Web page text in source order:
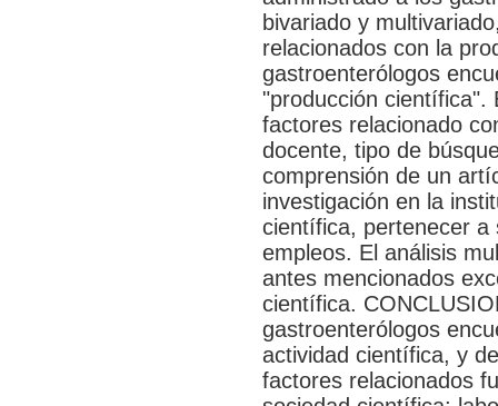
bivariado y
relacionados con la
gastroenterólogos
"producción científica".
factores relacionado
docente, tipo de
comprensión de un
investigación en la
científica, pertenecer a
empleos. El análisis
antes mencionados
científica.
gastroenterólogos
actividad científica, y
factores relacionados